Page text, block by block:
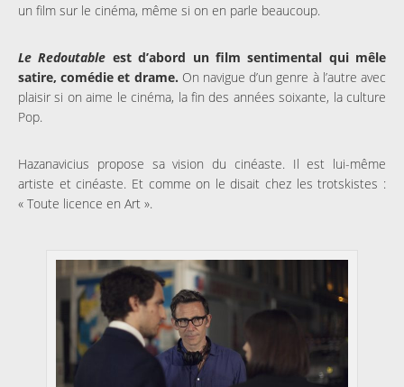
un film sur le cinéma, même si on en parle beaucoup.
Le Redoutable est d’abord un film sentimental qui mêle
satire, comédie et drame. On navigue d’un genre à l’autre avec
plaisir si on aime le cinéma, la fin des années soixante, la culture
Pop.
Hazanavicius propose sa vision du cinéaste. Il est lui-même
artiste et cinéaste. Et comme on le disait chez les trotskistes :
« Toute licence en Art ».